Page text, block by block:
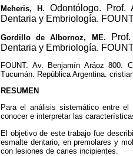
Meheris, H. Odontólogo. Prof.
Dentaria y Embriología.
Gordillo de Albornoz, ME.
Dentaria y Embriología.
FOUNT. Av. Benjamín Aráoz 800.
Tucumán. República Argentina.
RESUMEN
Para el análisis sistemático entre
conocer e interpretar las
El objetivo de este trabajo fue
esmalte dentario, en premolares y
con lesiones de caries incipientes.